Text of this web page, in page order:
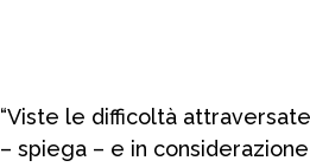
“Viste le difficoltà
– spiega – e in